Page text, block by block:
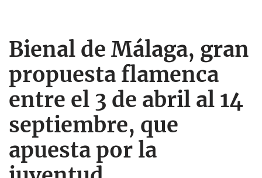
Bienal de Málaga, gran
propuesta flamenca
entre el 3 de abril al 14
septiembre, que
apuesta por la